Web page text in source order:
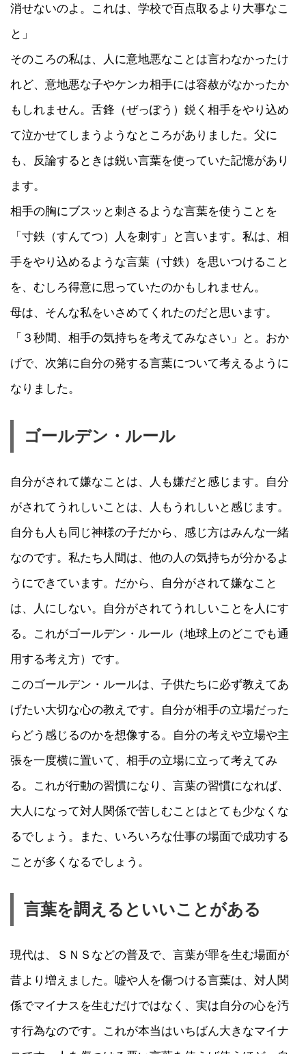
消せないのよ。これは、学校で百点取るより大事なこ
と」
そのころの私は、人に意地悪なことは言わなかったけ
れど、意地悪な子やケンカ相手には容赦がなかったか
もしれません。舌鋒（ぜっぽう）鋭く相手をやり込め
て泣かせてしまうようなところがありました。父に
も、反論するときは鋭い言葉を使っていた記憶があり
ます。
相手の胸にブスッと刺さるような言葉を使うことを
「寸鉄（すんてつ）人を刺す」と言います。私は、相
手をやり込めるような言葉（寸鉄）を思いつけること
を、むしろ得意に思っていたのかもしれません。
母は、そんな私をいさめてくれたのだと思います。
「３秒間、相手の気持ちを考えてみなさい」と。おか
げで、次第に自分の発する言葉について考えるように
なりました。
ゴールデン・ルール
自分がされて嫌なことは、人も嫌だと感じます。自分
がされてうれしいことは、人もうれしいと感じます。
自分も人も同じ神様の子だから、感じ方はみんな一緒
なのです。私たち人間は、他の人の気持ちが分かるよ
うにできています。だから、自分がされて嫌なこと
は、人にしない。自分がされてうれしいことを人にす
る。これがゴールデン・ルール（地球上のどこでも通
用する考え方）です。
このゴールデン・ルールは、子供たちに必ず教えてあ
げたい大切な心の教えです。自分が相手の立場だった
らどう感じるのかを想像する。自分の考えや立場や主
張を一度横に置いて、相手の立場に立って考えてみ
る。これが行動の習慣になり、言葉の習慣になれば、
大人になって対人関係で苦しむことはとても少なくな
るでしょう。また、いろいろな仕事の場面で成功する
ことが多くなるでしょう。
言葉を調えるといいことがある
現代は、ＳＮＳなどの普及で、言葉が罪を生む場面が
昔より増えました。嘘や人を傷つける言葉は、対人関
係でマイナスを生むだけではなく、実は自分の心を汚
す行為なのです。これが本当はいちばん大きなマイナ